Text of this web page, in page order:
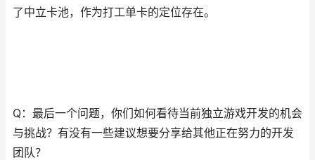
了中立卡池，作为打工单卡的定位存在。
Q：最后一个问题，你们如何看待当前独立游戏开发的机会
与挑战？有没有一些建议想要分享给其他正在努力的开发
团队？